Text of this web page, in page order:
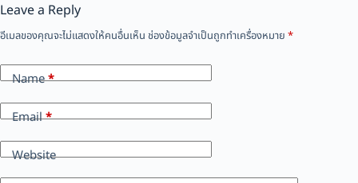
Leave a Reply
อีเมลของคุณจะไม่แสดงให้คนอื่นเห็น ช่องข้อมูลจำเป็นถูกทำเครื่องหมาย *
Name*
Email*
Website